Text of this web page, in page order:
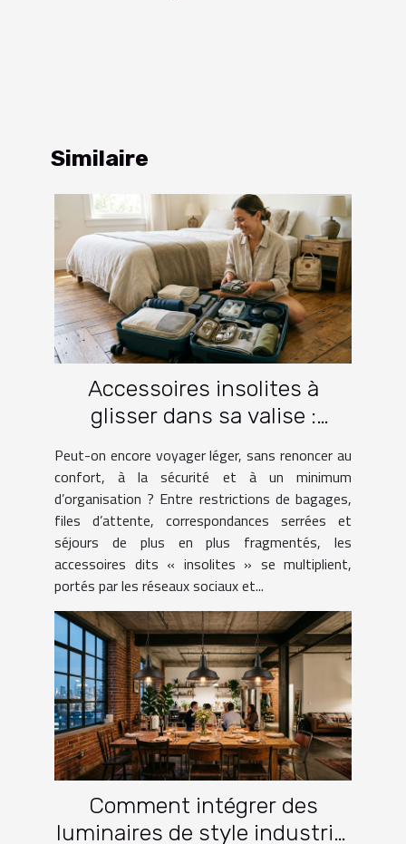
Similaire
Accessoires insolites à
glisser dans sa valise :
lesquels facilitent vraiment
le voyage ?
Peut-on encore voyager léger, sans renoncer au
confort, à la sécurité et à un minimum
d’organisation ? Entre restrictions de bagages,
files d’attente, correspondances serrées et
séjours de plus en plus fragmentés, les
accessoires dits « insolites » se multiplient,
portés par les réseaux sociaux et...
Comment intégrer des
luminaires de style industriel